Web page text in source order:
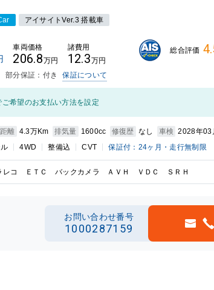
アイサイトVer.3 搭載車
車両価格
206.8万円
諸費用
12.3万円
総合評価
部分保証：付き 保証について
希望のお支払い方法を設定
離 4.3万Km 排気量 1600cc 修復歴 なし 車検 2028年03
4WD 整備込 CVT 保証付：24ヶ月・走行無制限
レコ ＥＴＣ バックカメラ ＡＶＨ ＶＤＣ ＳＲＨ
お問い合わせ番号
1000287159